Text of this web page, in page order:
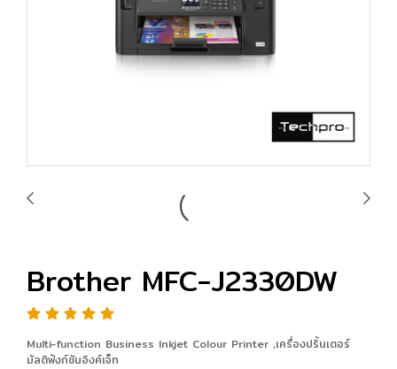
Brother MFC-J2330DW
Multi-function Business Inkjet Colour Printer ,เครื่องปริ้นเตอร์
มัลติฟังก์ชันอิงค์เจ็ท